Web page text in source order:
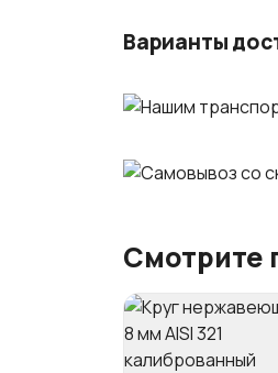
Варианты
Смотрите